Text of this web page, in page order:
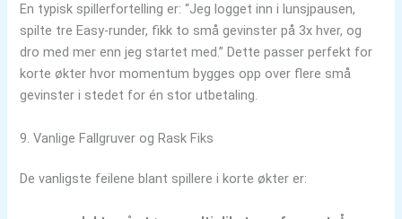
En typisk spillerfortelling er: “Jeg logget inn i lunsjpausen,
spilte tre Easy-runder, fikk to små gevinster på 3x hver, og
dro med mer enn jeg startet med.” Dette passer perfekt for
korte økter hvor momentum bygges opp over flere små
gevinster i stedet for én stor utbetaling.
9. Vanlige Fallgruver og Rask Fiks
De vanligste feilene blant spillere i korte økter er: